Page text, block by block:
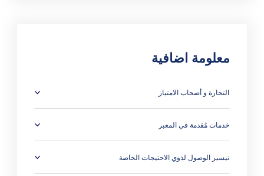
معلومة اضافية
التجارة و أصحاب الامتياز
خدمات مُقدمة في المعبر
تيسير الوصول لذوي الاحتيجات الخاصة